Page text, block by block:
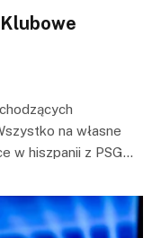
na własne
w hiszpanii z PSG…